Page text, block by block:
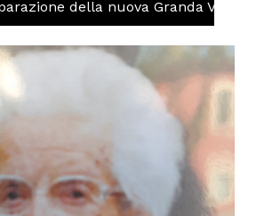
della nuova Granda Volley